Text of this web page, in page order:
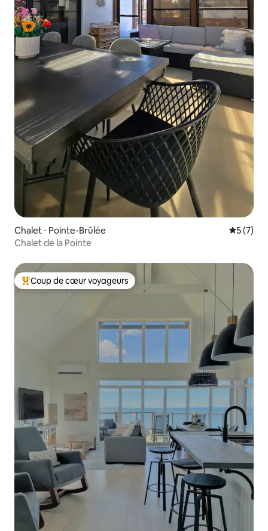
Chalet ⋅ Pointe-Brûlée
5 (7)
Chalet de la Pointe
Coups de cœur voyageurs les plus appréciés
Coup de cœur voyageurs